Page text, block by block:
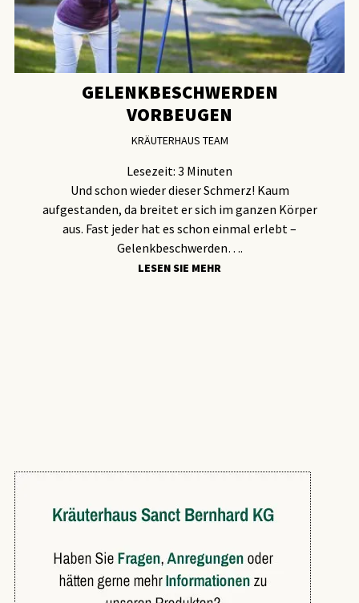
GELENKBESCHWERDEN
VORBEUGEN
KRÄUTERHAUS TEAM
Lesezeit: 3 Minuten
Und schon wieder dieser Schmerz! Kaum
aufgestanden, da breitet er sich im ganzen Körper
aus. Fast jeder hat es schon einmal erlebt –
Gelenkbeschwerden….
LESEN SIE MEHR